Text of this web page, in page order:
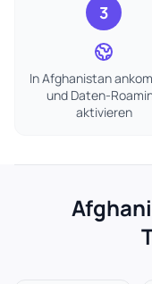
3
In Afghanistan
und Daten-
aktivieren